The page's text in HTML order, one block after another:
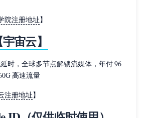
院注册地址】
宙云】
时，全球多节点解锁流媒体，年付 96
高速流量
注册地址】